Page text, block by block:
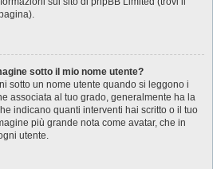
sotto il mio nome utente?
sotto un nome utente quando si leggono i
associata al tuo grado, generalmente ha la
indicano quanti interventi hai scritto o il tuo
più grande nota come avatar, che in
utente.